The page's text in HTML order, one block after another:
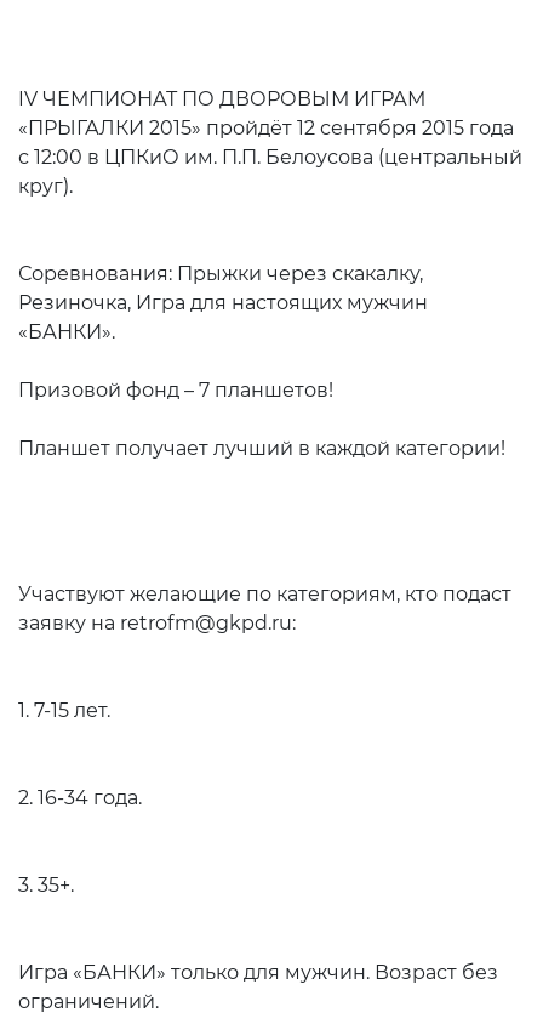
IV ЧЕМПИОНАТ ПО ДВОРОВЫМ ИГРАМ
«ПРЫГАЛКИ 2015» пройдёт 12 сентября 2015 года
с 12:00 в ЦПКиО им. П.П. Белоусова (центральный
круг).
Соревнования: Прыжки через скакалку,
Резиночка, Игра для настоящих мужчин
«БАНКИ».
Призовой фонд – 7 планшетов!
Планшет получает лучший в каждой категории!
Участвуют желающие по категориям, кто подаст
заявку на retrofm@gkpd.ru:
1. 7-15 лет.
2. 16-34 года.
3. 35+.
Игра «БАНКИ» только для мужчин. Возраст без
ограничений.